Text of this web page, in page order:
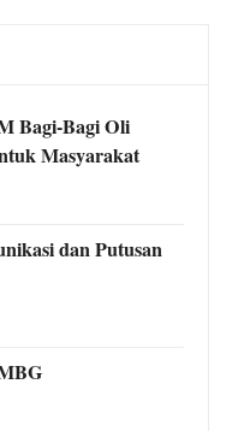
Bagi-Bagi Oli
Masyarakat
dan Putusan